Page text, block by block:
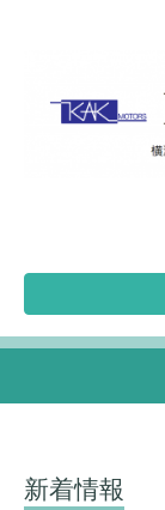
新着情報